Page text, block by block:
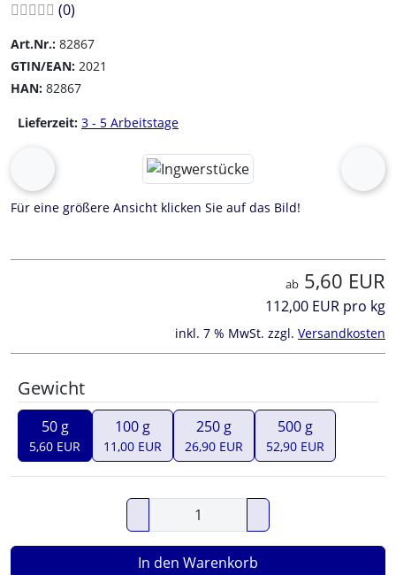
Bewertungen:
(0Bewertungen
)
Art.Nr.: 82867
GTIN/EAN: 2021
HAN: 82867
Lieferzeit: 3 - 5 Arbeitstage
Wenn mehr als ein Produktbild exitiert, können Sie die
zurück vor
Für eine größere Ansicht klicken Sie auf das Bild!
ab 5,60 EUR
112,00 EUR pro kg
inkl. 7 % MwSt. zzgl. Versandkosten
Gewicht
50 g
5,60 EUR
100 g
11,00 EUR
250 g
26,90 EUR
500 g
52,90 EUR
In den Warenkorb